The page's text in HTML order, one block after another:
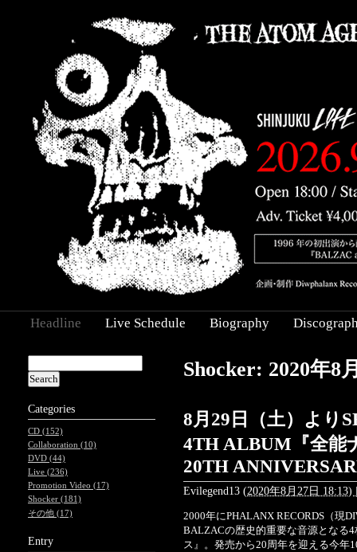
Headline Live Schedule Biography
Shocker: 2020年8
8月29日（土）より
4TH ALBUM『全能
20TH
Evilegend13 (2020年8月27日 18:13) |
2000年にPHALANX RECORDS（現
BALZACの歴史的重要な音源となる
ス』。発売から20周年を迎える今年
Categories
CD (152)
Collaboration (10)
DVD (44)
Live (236)
Promotion Video (17)
Shocker (181)
その他 (17)
Entry